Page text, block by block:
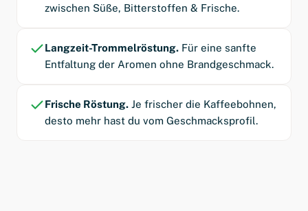
zwischen Süße, Bitterstoffen & Frische.
Langzeit-Trommelröstung. Für eine sanfte
Entfaltung der Aromen ohne Brandgeschmack.
Frische Röstung. Je frischer die Kaffeebohnen,
desto mehr hast du vom Geschmacksprofil.